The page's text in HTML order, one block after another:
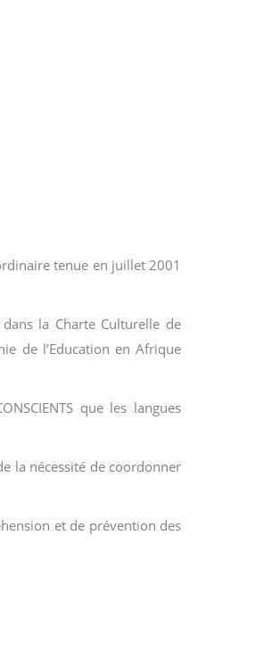
tenue en juillet 2001
la Charte Culturelle de
de l’Education en Afrique
que les langues
la nécessité de coordonner
et de prévention des